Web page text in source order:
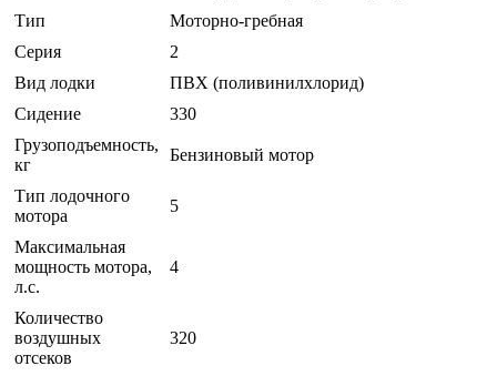
Тип
Моторно-гребная
Серия
2
Вид лодки
ПВХ (поливинилхлорид)
Сидение
330
Грузоподъемность,
кг
Бензиновый мотор
Тип лодочного
мотора
5
Максимальная
мощность мотора,
л.с.
4
Количество
воздушных
отсеков
320